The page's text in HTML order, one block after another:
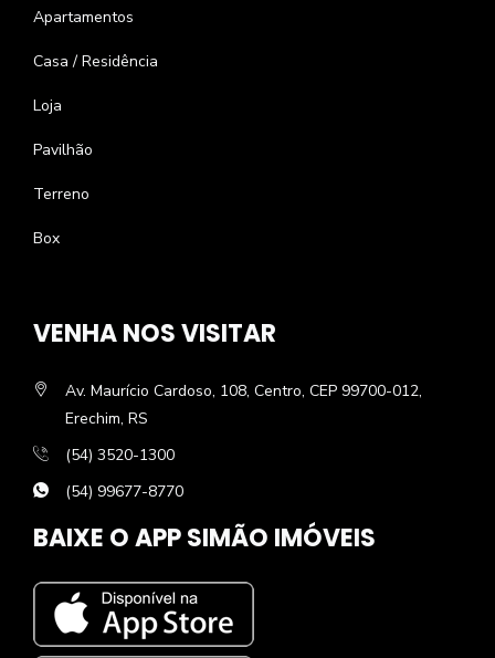
Apartamentos
Casa / Residência
Loja
Pavilhão
Terreno
Box
VENHA NOS VISITAR
Av. Maurício Cardoso, 108, Centro, CEP 99700-012,
Erechim, RS
(54) 3520-1300
(54) 99677-8770
BAIXE O APP SIMÃO IMÓVEIS